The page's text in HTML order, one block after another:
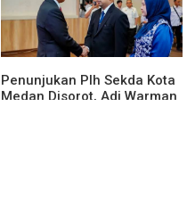
Entikong, Kapolres Sanggau:
Keamanan Perbatasan
Tanggung Jawab Bersama
Penunjukan Plh Sekda Kota
Medan Disorot, Adi Warman